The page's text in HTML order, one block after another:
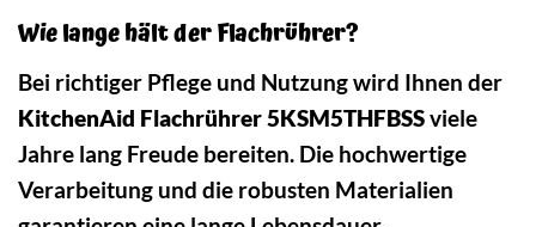
Wie lange hält der Flachrührer?
Bei richtiger Pflege und Nutzung wird Ihnen der
KitchenAid Flachrührer 5KSM5THFBSSviele
Jahre lang Freude bereiten. Die hochwertige
Verarbeitung und die robusten Materialien